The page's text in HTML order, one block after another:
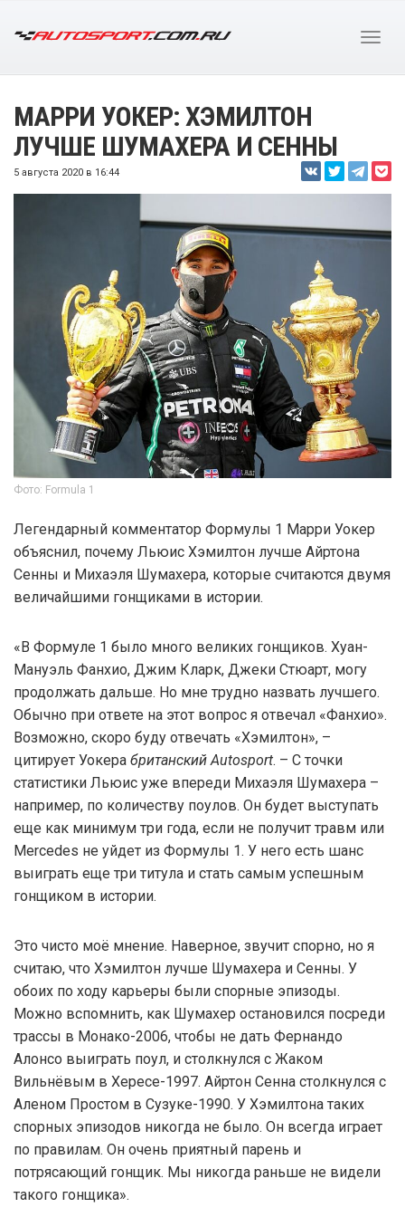
МАРРИ УОКЕР: ХЭМИЛТОН
ЛУЧШЕ ШУМАХЕРА И СЕННЫ
5 августа 2020 в 16:44
Фото: Formula 1
Легендарный комментатор Формулы 1 Марри Уокер
объяснил, почему Льюис Хэмилтон лучше Айртона
Сенны и Михаэля Шумахера, которые считаются двумя
величайшими гонщиками в истории.
«В Формуле 1 было много великих гонщиков. Хуан-
Мануэль Фанхио, Джим Кларк, Джеки Стюарт, могу
продолжать дальше. Но мне трудно назвать лучшего.
Обычно при ответе на этот вопрос я отвечал «Фанхио».
Возможно, скоро буду отвечать «Хэмилтон», –
цитирует Уокера британский Autosport. – С точки
статистики Льюис уже впереди Михаэля Шумахера –
например, по количеству поулов. Он будет выступать
еще как минимум три года, если не получит травм или
Mercedes не уйдет из Формулы 1. У него есть шанс
выиграть еще три титула и стать самым успешным
гонщиком в истории.
Это чисто моё мнение. Наверное, звучит спорно, но я
считаю, что Хэмилтон лучше Шумахера и Сенны. У
обоих по ходу карьеры были спорные эпизоды.
Можно вспомнить, как Шумахер остановился посреди
трассы в Монако-2006, чтобы не дать Фернандо
Алонсо выиграть поул, и столкнулся с Жаком
Вильнёвым в Хересе-1997. Айртон Сенна столкнулся с
Аленом Простом в Сузуке-1990. У Хэмилтона таких
спорных эпизодов никогда не было. Он всегда играет
по правилам. Он очень приятный парень и
потрясающий гонщик. Мы никогда раньше не видели
такого гонщика».